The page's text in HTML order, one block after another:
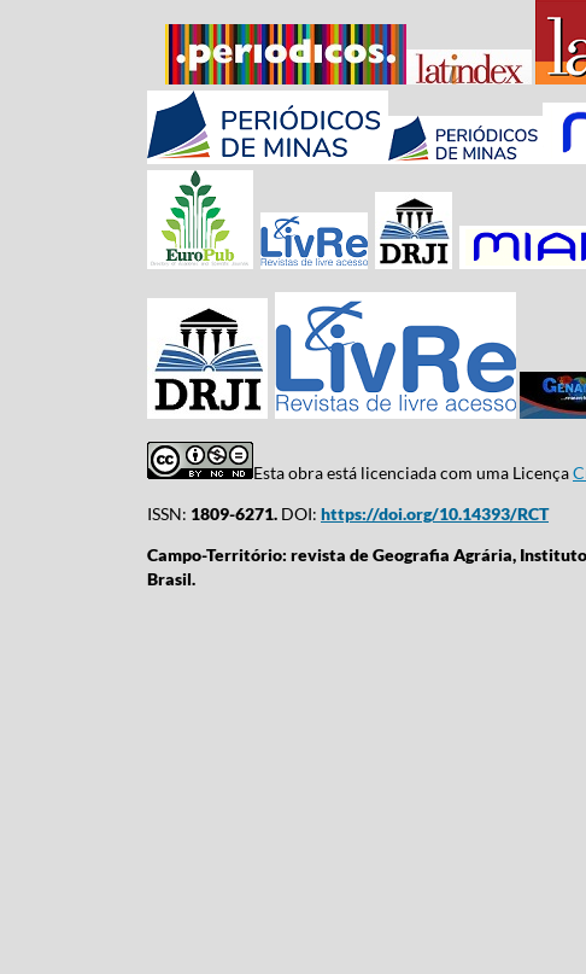
Esta obra está licenciada com uma Licença
ISSN: 1809-6271. DOI: https://doi.org/10.14393/RCT
Campo-Território: revista de Geografia Agrária,
Brasil.